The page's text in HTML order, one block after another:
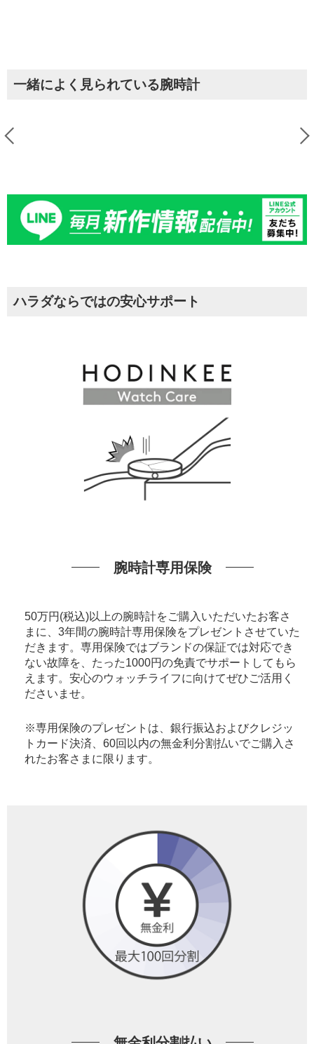
一緒によく見られている腕時計
ハラダならではの安心サポート
腕時計専用保険
50万円(税込)以上の腕時計をご購入いただいたお客さ
まに、3年間の腕時計専用保険をプレゼントさせていた
だきます。専用保険ではブランドの保証では対応でき
ない故障を、たった1000円の免責でサポートしてもら
えます。安心のウォッチライフに向けてぜひご活用く
ださいませ。
※専用保険のプレゼントは、銀行振込およびクレジッ
トカード決済、60回以内の無金利分割払いでご購入さ
れたお客さまに限ります。